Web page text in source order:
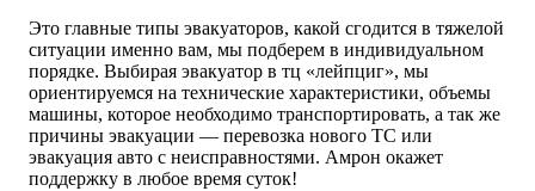
Это главные типы эвакуаторов, какой сгодится в тяжелой
ситуации именно вам, мы подберем в индивидуальном
порядке. Выбирая эвакуатор в тц «лейпциг», мы
ориентируемся на технические характеристики, объемы
машины, которое необходимо транспортировать, а так же
причины эвакуации — перевозка нового ТС или
эвакуация авто с неисправностями. Амрон окажет
поддержку в любое время суток!